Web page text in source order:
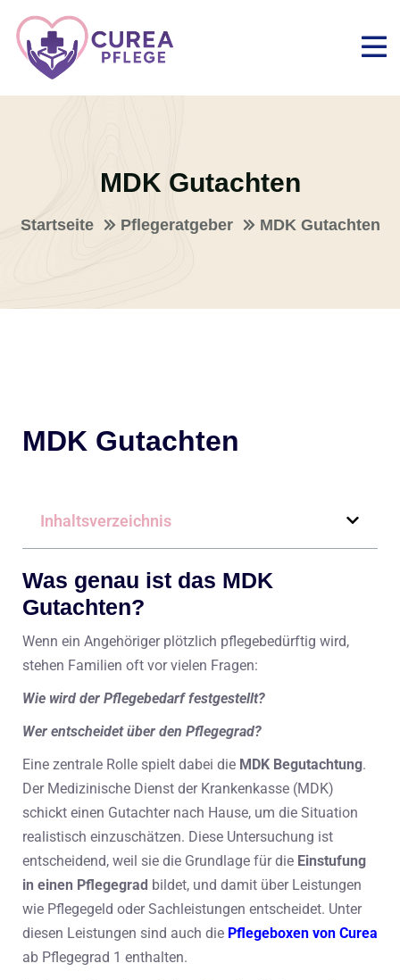
MDK Gutachten
Startseite Pflegeratgeber MDK Gutachten
MDK Gutachten
Inhaltsverzeichnis
Was genau ist das MDK
Gutachten?
Wenn ein Angehöriger plötzlich pflegebedürftig wird,
stehen Familien oft vor vielen Fragen:
Wie wird der Pflegebedarf festgestellt?
Wer entscheidet über den Pflegegrad?
Eine zentrale Rolle spielt dabei die MDK Begutachtung.
Der Medizinische Dienst der Krankenkasse (MDK)
schickt einen Gutachter nach Hause, um die Situation
realistisch einzuschätzen. Diese Untersuchung ist
entscheidend, weil sie die Grundlage für die Einstufung
in einen Pflegegrad bildet, und damit über Leistungen
wie Pflegegeld oder Sachleistungen entscheidet. Unter
diesen Leistungen sind auch die Pflegeboxen von Curea
ab Pflegegrad 1 enthalten.